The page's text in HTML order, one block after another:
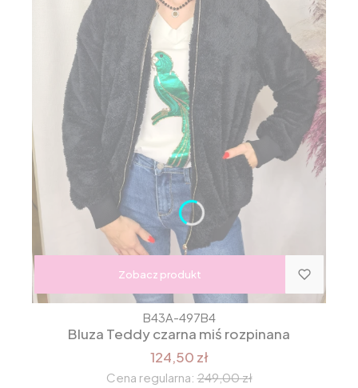
Zobacz produkt
B43A-497B4
Bluza Teddy czarna miś rozpinana
124,50 zł
Cena regularna: 249,00 zł